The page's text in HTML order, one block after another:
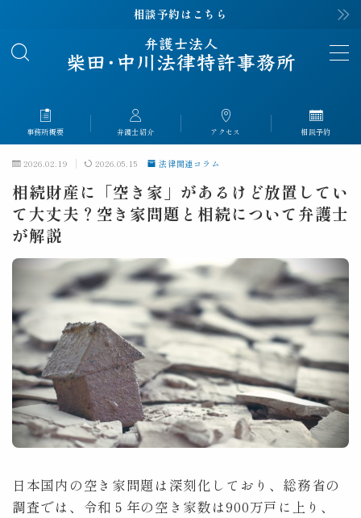
相談予約はこちら
MENU
事務所概要 About
弁護士紹介 Profile
解決事例 Case
解決事例｜離婚
解決事例｜相続
解決事例｜交通事故
解決事例｜労災
解決事例｜刑事事件
顧問契約 Counsel
費用 Fee
取扱分野 Practice
事務所概要 弁護士紹介 アクセス 相談予約
2026.02.19 2026.05.15 法律関連コラム
相続財産に「空き家」があるけど放置してい
て大丈夫？空き家問題と相続について弁護士
が解説
日本国内の空き家問題は深刻化しており、総務省の
調査では、令和５年の空き家数は900万戸に上り、